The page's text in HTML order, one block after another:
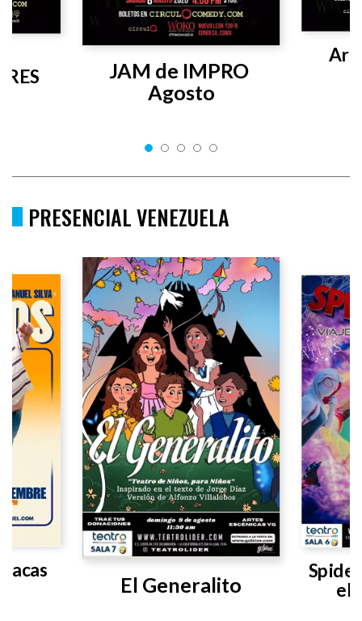
JAM de IMPRO
Agosto
PRESENCIAL VENEZUELA
El Generalito
el